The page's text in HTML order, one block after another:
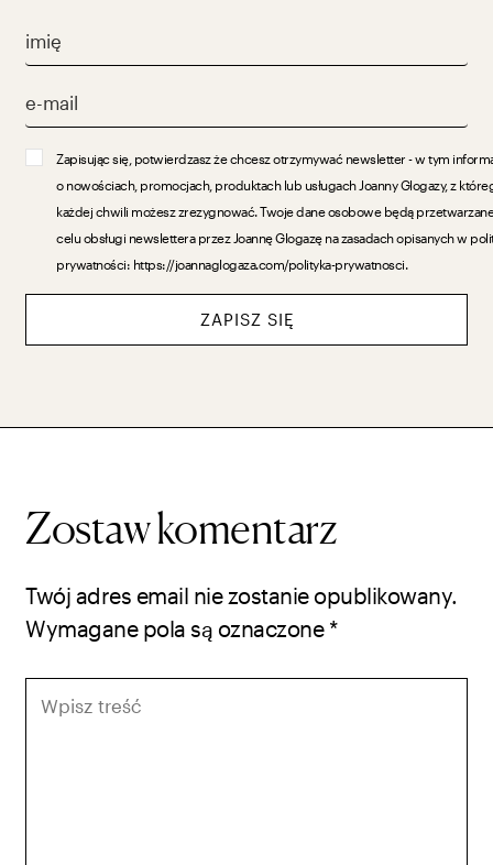
Zapisując się, potwierdzasz że chcesz otrzymywać newsletter - w tym
o nowościach, promocjach, produktach lub usługach Joanny Glogazy, z
każdej chwili możesz zrezygnować. Twoje dane osobowe będą
celu obsługi newslettera przez Joannę Glogazę na zasadach opisanych w
prywatności: https://joannaglogaza.com/polityka-prywatnosci.
ZAPISZ SIĘ
Zostaw komentarz
Twój adres email nie zostanie opublikowany.
Wymagane pola są oznaczone *
treść